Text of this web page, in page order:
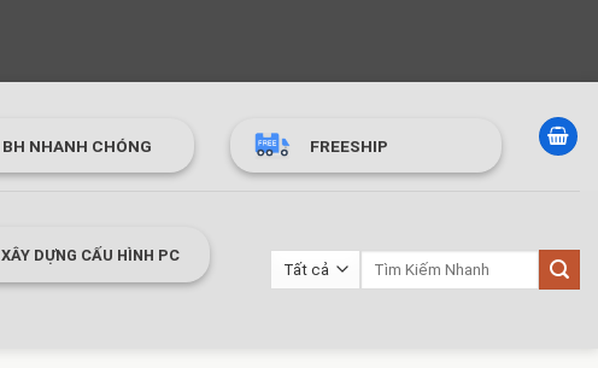
BH NHANH CHÓNG FREESHIP
XÂY DỰNG CẤU HÌNH PC